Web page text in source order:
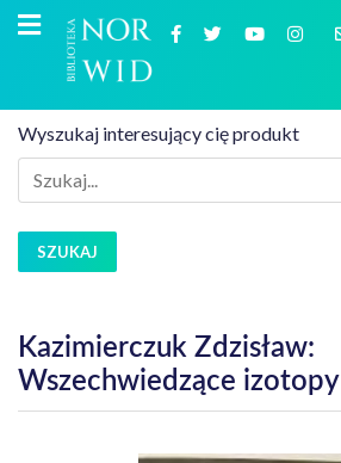
Wyszukaj interesujący cię produkt
SZUKAJ
Kazimierczuk Zdzisław:
Wszechwiedzące izotopy